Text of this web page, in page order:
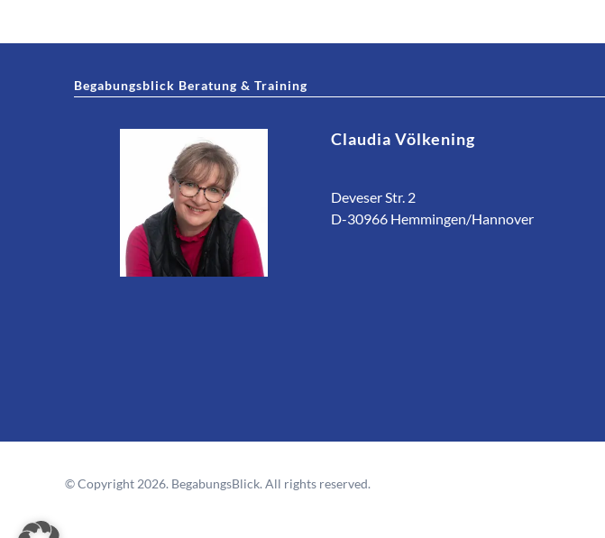
Begabungsblick Beratung & Training
Claudia Völkening
Deveser Str. 2
D-30966 Hemmingen/Hannover
© Copyright 2026. BegabungsBlick. All rights reserved.